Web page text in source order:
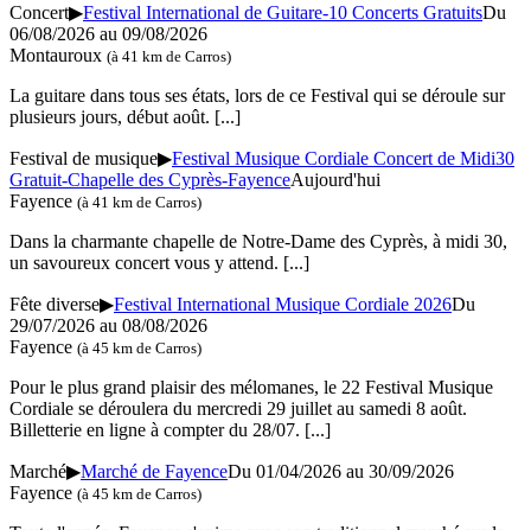
Concert▶Festival International de Guitare-10 Concerts GratuitsDu
06/08/2026 au 09/08/2026
Montauroux (à 41 km de Carros)
La guitare dans tous ses états, lors de ce Festival qui se déroule sur
plusieurs jours, début août. [...]
Festival de musique▶Festival Musique Cordiale Concert de Midi30
Gratuit-Chapelle des Cyprès-FayenceAujourd'hui
Fayence (à 41 km de Carros)
Dans la charmante chapelle de Notre-Dame des Cyprès, à midi 30,
un savoureux concert vous y attend. [...]
Fête diverse▶Festival International Musique Cordiale 2026Du
29/07/2026 au 08/08/2026
Fayence (à 45 km de Carros)
Pour le plus grand plaisir des mélomanes, le 22 Festival Musique
Cordiale se déroulera du mercredi 29 juillet au samedi 8 août.
Billetterie en ligne à compter du 28/07. [...]
Marché▶Marché de FayenceDu 01/04/2026 au 30/09/2026
Fayence (à 45 km de Carros)